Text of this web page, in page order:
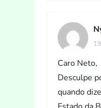
Caro Neto,
Desculpe
quando